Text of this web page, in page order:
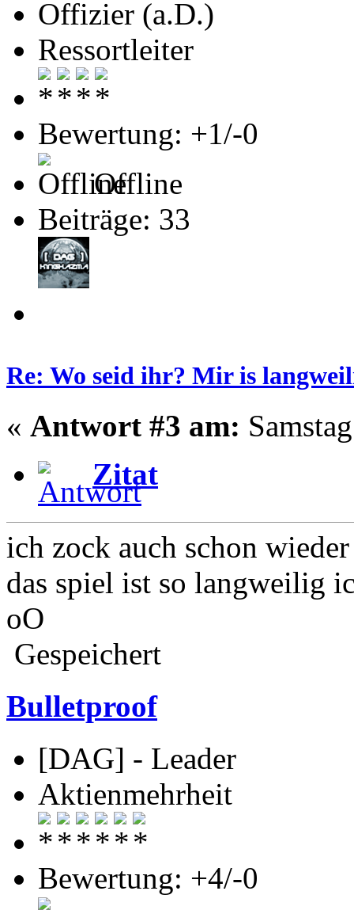
Offizier (a.D.)
Ressortleiter
Bewertung: +1/-0
Offline
Beiträge: 33
Re: Wo seid ihr? Mir is
« Antwort #3 am:
Zitat
ich zock auch schon
das spiel ist so langweilig
oO
Gespeichert
Bulletproof
[DAG] - Leader
Aktienmehrheit
Bewertung: +4/-0